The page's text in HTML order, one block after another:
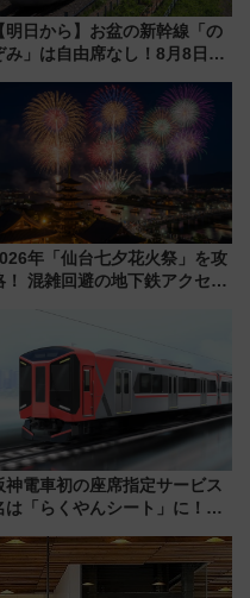
【明日から】お盆の新幹線「の
み」は自由席なし！8月8日午
せば空きが見つかることも 混
雑避ける「空席」探しのコツ
年「仙台七夕花火祭」を攻
！ 混雑回避の地下鉄アクセス
で解説！
神電車初の座席指定サービス
は「らくやんシート」に！新
快適移動